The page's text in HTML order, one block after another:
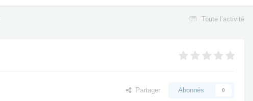
Toute l’activité
Partager Abonnés 0